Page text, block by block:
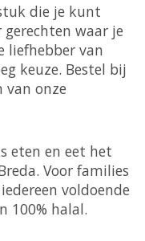
die je kunt
waar je
liefhebber van
keuze. Bestel bij
van onze
eten en eet het
Voor families
voldoende
100% halal.